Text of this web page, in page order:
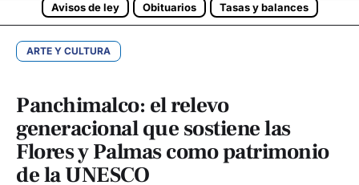
Avisos de ley Obituarios Tasas y balances
ARTE Y CULTURA
Panchimalco: el relevo
generacional que sostiene las
Flores y Palmas como patrimonio
de la UNESCO